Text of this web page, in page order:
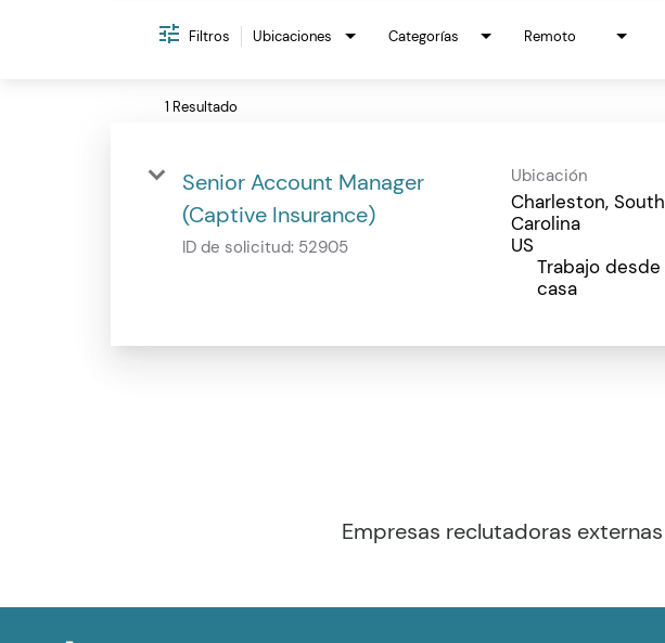
Filtros Ubicaciones Categorías Remoto
1 Resultado
Senior Account Manager
(Captive Insurance)
ID de solicitud: 52905
Ubicación
Charleston, South
Carolina
inicio
Trabajo desde
casa
Empresas reclutadoras externas